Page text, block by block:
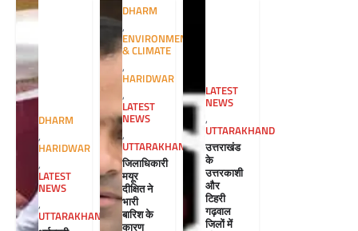
DHARM
,
HARIDWAR
,
LATEST
NEWS
,
UTTARAKHAND
DHARM
,
ENVIRONMENT
& CLIMATE
,
HARIDWAR
,
LATEST
NEWS
,
UTTARAKHAND
जिलाधिकारी
मयूर
दीक्षित ने
भारी
बारिश के
कारण
LATEST
NEWS
,
UTTARAKHAND
उत्तराखंड
के
उत्तरकाशी
और
टिहरी
गढ़वाल
जिलों में